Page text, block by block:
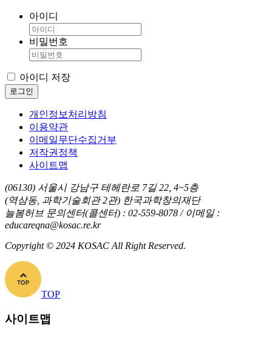
아이디
비밀번호
아이디 저장
로그인
개인정보처리방침
이용약관
이메일무단수집거부
저작권정책
사이트맵
(06130) 서울시 강남구 테헤란로 7길 22, 4~5층
(역삼동, 과학기술회관 2관) 한국과학창의재단
늘봄허브 문의센터(콜센터) : 02-559-8078 / 이메일 :
educareqna@kosac.re.kr
Copyright © 2024 KOSAC All Right Reserved.
TOP
사이트맵